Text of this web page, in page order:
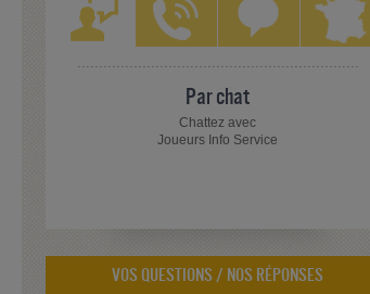
Par chat
Chattez avec
Joueurs Info Service
VOS QUESTIONS / NOS RÉPONSES